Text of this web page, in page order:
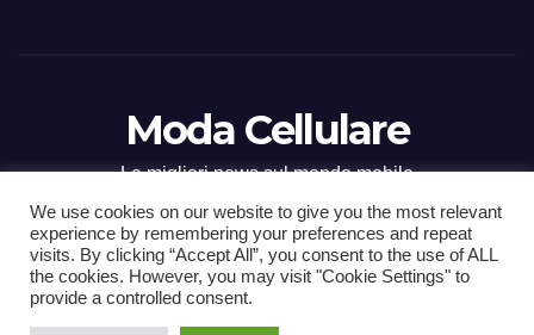
Moda Cellulare
Le migliori news sul mondo mobile
Proudly powered by WordPress| Tema: Newsup diThemeansar
We use cookies on our website to give you the most relevant
experience by remembering your preferences and repeat
visits. By clicking “Accept All”, you consent to the use of ALL
the cookies. However, you may visit "Cookie Settings" to
provide a controlled consent.